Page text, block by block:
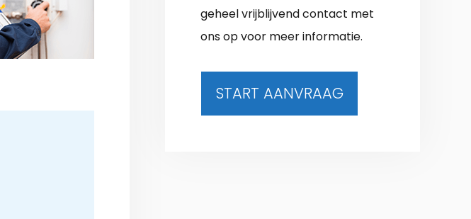
geheel vrijblijvend contact met
ons op voor meer informatie.
START AANVRAAG